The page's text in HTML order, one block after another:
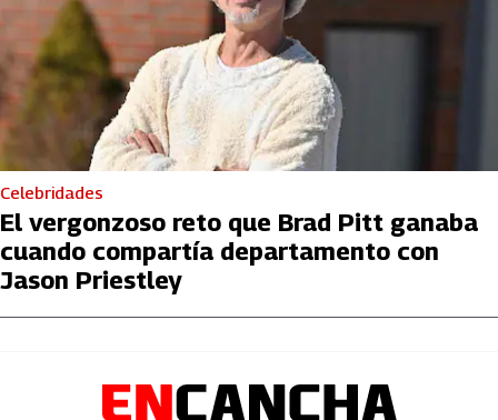
Celebridades
El vergonzoso reto que Brad Pitt ganaba
cuando compartía departamento con
Jason Priestley